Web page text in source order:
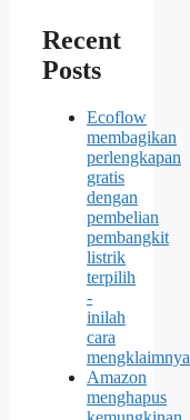
Recent
Posts
Ecoflow
membagikan
perlengkapan
gratis
dengan
pembelian
pembangkit
listrik
terpilih
-
inilah
cara
mengklaimnya
Amazon
menghapus